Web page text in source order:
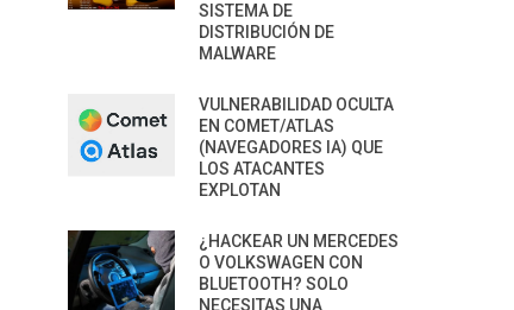
SISTEMA DE
DISTRIBUCIÓN DE
MALWARE
VULNERABILIDAD OCULTA
EN COMET/ATLAS
(NAVEGADORES IA) QUE
LOS ATACANTES
EXPLOTAN
¿HACKEAR UN MERCEDES
O VOLKSWAGEN CON
BLUETOOTH? SOLO
NECESITAS UNA